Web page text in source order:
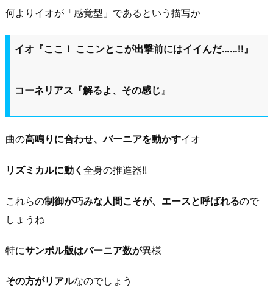
何よりイオが「感覚型」であるという描写か
イオ『ここ！ ここンとこが出撃前にはイイんだ……!!』
コーネリアス『解るよ、その感じ 』
曲の高鳴りに合わせ、バーニアを動かすイオ
リズミカルに動く 全身の推進器!!
これらの制御が巧みな人間こそが、エースと呼ばれるので
しょうね
特にサンボル版はバーニア数が異様
その方がリアルなのでしょう